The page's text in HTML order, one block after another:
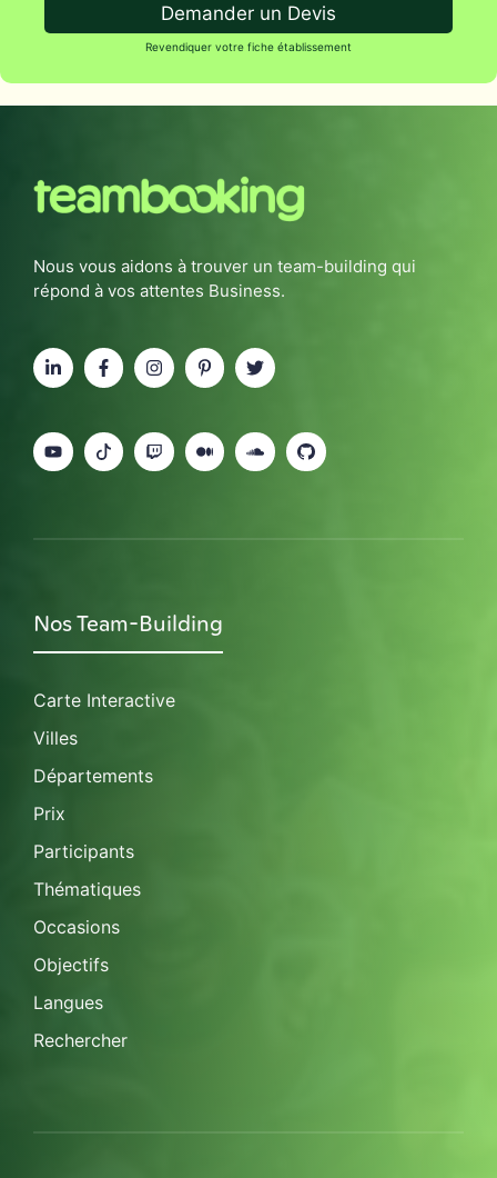
Demander un Devis
Revendiquer votre fiche établissement
Nous vous aidons à trouver un team-building qui
répond à vos attentes Business.
Nos Team-Building
Carte Interactive
Villes
Départements
Prix
Participants
Thématiques
Occasions
Objectifs
Langues
Rechercher